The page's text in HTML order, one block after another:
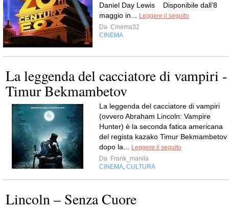
Daniel Day Lewis Disponibile dall’8
maggio in...
Leggere il seguito
Da Cinema32
CINEMA
La leggenda del cacciatore di vampiri -
Timur Bekmambetov
La leggenda del cacciatore di vampiri
(ovvero Abraham Lincoln: Vampire
Hunter) è la seconda fatica americana
del regista kazako Timur Bekmambetov
dopo la...
Leggere il seguito
Da Frank_manila
CINEMA CULTURA
Lincoln – Senza Cuore